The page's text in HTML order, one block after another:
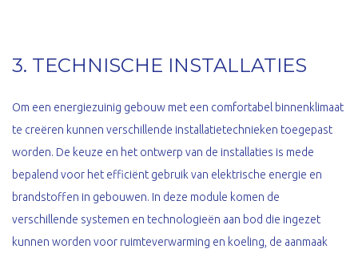
3. TECHNISCHE INSTALLATIES
Om een energiezuinig gebouw met een comfortabel binnenklimaat
te creëren kunnen verschillende installatietechnieken toegepast
worden. De keuze en het ontwerp van de installaties is mede
bepalend voor het efficiënt gebruik van elektrische energie en
brandstoffen in gebouwen. In deze module komen de
verschillende systemen en technologieën aan bod die ingezet
kunnen worden voor ruimteverwarming en koeling, de aanmaak